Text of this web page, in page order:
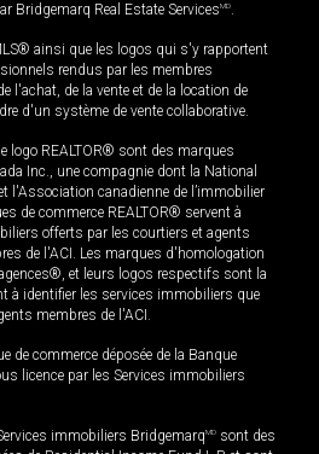
Bridgemarq Real Estate ServicesMD.
ainsi que les logos qui s'y rapportent
rendus par les membres
l'achat, de la vente et de la location de
d'un système de vente collaborative.
logo REALTOR® sont des marques
Inc., une compagnie dont la National
l'Association canadienne de l’immobilier
de commerce REALTOR® servent à
offerts par les courtiers et agents
de l'ACI. Les marques d'homologation
et leurs logos respectifs sont la
à identifier les services immobiliers que
membres de l'ACI.
de commerce déposée de la Banque
licence par les Services immobiliers
immobiliers BridgemarqMD sont des